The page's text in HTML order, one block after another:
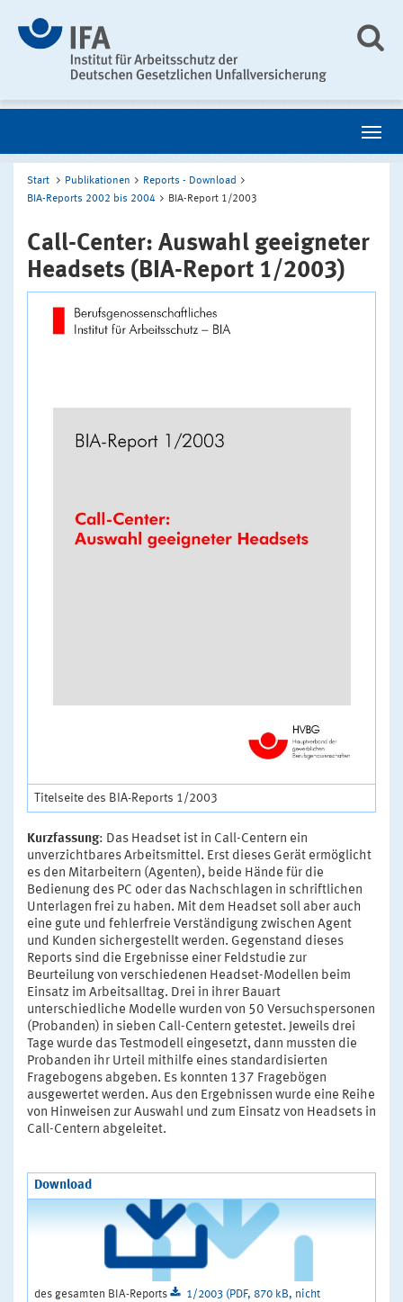
Start Publikationen
Reports - Download
BIA-Reports 2002 bis 2004
BIA-Report 1/2003
Call-Center: Auswahl geeigneter
Headsets (BIA-Report 1/2003)
Titelseite des BIA-Reports 1/2003
Kurzfassung: Das Headset ist in Call-Centern ein
unverzichtbares Arbeitsmittel. Erst dieses Gerät ermöglicht
es den Mitarbeitern (Agenten), beide Hände für die
Bedienung des PC oder das Nachschlagen in schriftlichen
Unterlagen frei zu haben. Mit dem Headset soll aber auch
eine gute und fehlerfreie Verständigung zwischen Agent
und Kunden sichergestellt werden. Gegenstand dieses
Reports sind die Ergebnisse einer Feldstudie zur
Beurteilung von verschiedenen Headset-Modellen beim
Einsatz im Arbeitsalltag. Drei in ihrer Bauart
unterschiedliche Modelle wurden von 50 Versuchspersonen
(Probanden) in sieben Call-Centern getestet. Jeweils drei
Tage wurde das Testmodell eingesetzt, dann mussten die
Probanden ihr Urteil mithilfe eines standardisierten
Fragebogens abgeben. Es konnten 137 Fragebögen
ausgewertet werden. Aus den Ergebnissen wurde eine Reihe
von Hinweisen zur Auswahl und zum Einsatz von Headsets in
Call-Centern abgeleitet.
Download
des gesamten BIA-Reports
1/2003 (PDF, 870 kB, nicht